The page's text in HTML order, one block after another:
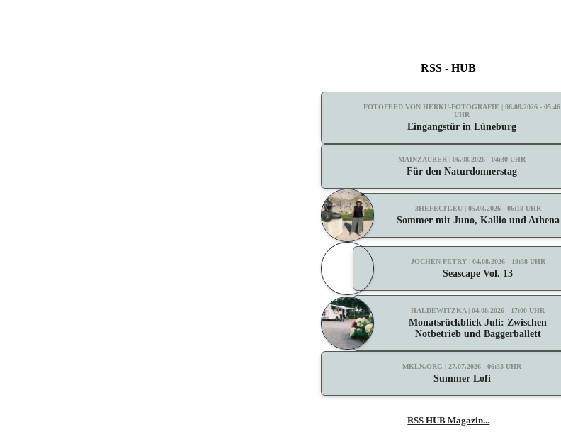
RSS - HUB
FOTOFEED VON HERKU-FOTOGRAFIE | 06.08.2026 - 05:46
UHR
Eingangstür in Lüneburg
MAINZAUBER | 06.08.2026 - 04:30 UHR
Für den Naturdonnerstag
3HEFECIT.EU | 05.08.2026 - 06:18 UHR
Sommer mit Juno, Kallio und Athena
JOCHEN PETRY | 04.08.2026 - 19:38 UHR
Seascape Vol. 13
HALDEWITZKA | 04.08.2026 - 17:00 UHR
Monatsrückblick Juli: Zwischen
Notbetrieb und Baggerballett
MKLN.ORG | 27.07.2026 - 06:33 UHR
Summer Lofi
RSS HUB Magazin...